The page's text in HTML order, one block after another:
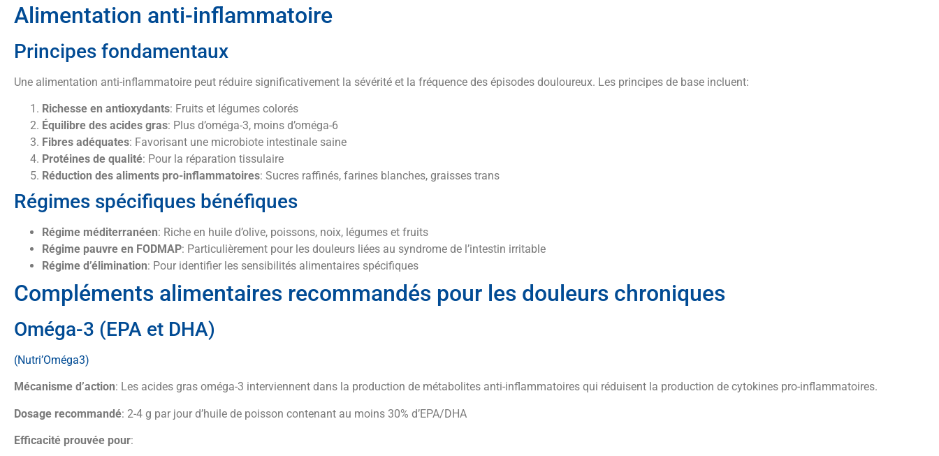
Alimentation anti-inflammatoire
Principes fondamentaux
Une alimentation anti-inflammatoire peut réduire significativement la sévérité et la fréquence des épisodes douloureux. Les principes de base incluent:
Richesse en antioxydants: Fruits et légumes colorés
Équilibre des acides gras: Plus d’oméga-3, moins d’oméga-6
Fibres adéquates: Favorisant une microbiote intestinale saine
Protéines de qualité: Pour la réparation tissulaire
Réduction des aliments pro-inflammatoires: Sucres raffinés, farines blanches, graisses trans
Régimes spécifiques bénéfiques
Régime méditerranéen: Riche en huile d’olive, poissons, noix, légumes et fruits
Régime pauvre en FODMAP: Particulièrement pour les douleurs liées au syndrome de l’intestin irritable
Régime d’élimination: Pour identifier les sensibilités alimentaires spécifiques
Compléments alimentaires recommandés pour les douleurs chroniques
Oméga-3 (EPA et DHA)
(Nutri’Oméga3)
Mécanisme d’action: Les acides gras oméga-3 interviennent dans la production de métabolites anti-inflammatoires qui réduisent la production de cytokines pro-inflammatoires.
Dosage recommandé: 2-4 g par jour d’huile de poisson contenant au moins 30% d’EPA/DHA
Efficacité prouvée pour: